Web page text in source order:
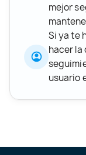
mejor
Si ya te
hacer la
usuario